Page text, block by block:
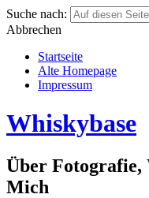
Suche nach:
Abbrechen
Startseite
Alte Homepage
Impressum
Whiskybase
Über Fotografie,
Mich